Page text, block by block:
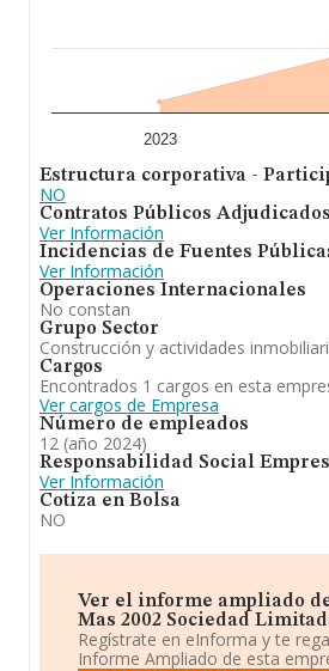
las compañías alcanza los 386 mil
ulterior información de interés en
antigüedad desde la constitución es
empleados de media son 3.
A modo de conclusión,
Cemento y
actuaciones de construcción,
urbanización, y reforma,
explotación, adquisición y
inmuebles (edificios, solares y
conservación, explotación,
activid. En el ranking de provincia, la
experimentado una subida.
2023
Estructura corporativa -
NO
Contratos Públicos Adjudicados
Ver Información
Incidencias de Fuentes
Ver Información
Operaciones Internacionales
No constan
Grupo Sector
Construcción y actividades
Cargos
Encontrados 1 cargos en esta
Ver cargos de Empresa
Número de empleados
12 (año 2024)
Responsabilidad Social
Ver Información
Cotiza en Bolsa
NO
Ver el informe ampliado
Mas 2002 Sociedad
Regístrate en eInforma y te
Informe Ampliado de esta